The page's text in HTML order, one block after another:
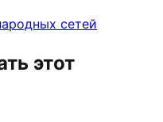
сетей
этот